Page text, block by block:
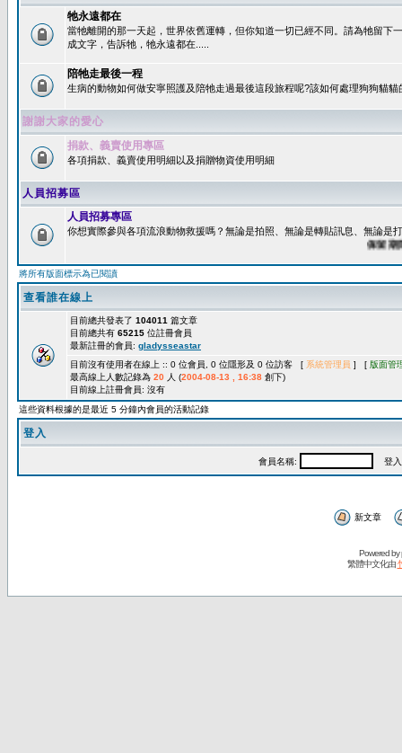
牠永遠都在
當牠離開的那一天起，世界依舊運轉，但你知道一切已經不同。請為牠留下
成文字，告訴牠，牠永遠都在.....
陪牠走最後一程
生病的動物如何做安寧照護及陪牠走過最後這段旅程呢?該如何處理狗狗貓貓
謝謝大家的愛心
捐款、義賣使用專區
各項捐款、義賣使用明細以及捐贈物資使用明細
人員招募區
人員招募專區
你想實際參與各項流浪動物救援嗎？無論是拍照、無論是轉貼訊息、無論是
保留期限：
將所有版面標示為已閱讀
查看誰在線上
目前總共發表了 104011 篇文章
目前總共有 65215 位註冊會員
最新註冊的會員: gladysseastar
目前沒有使用者在線上 :: 0 位會員, 0 位隱形及 0 位訪客 [ 系統管理員 ] [ 版面管
最高線上人數記錄為 20 人 (2004-08-13 , 16:38 創下)
目前線上註冊會員: 沒有
這些資料根據的是最近 5 分鐘內會員的活動記錄
登入
會員名稱: 登入
新文章
Powered by
繁體中文化由